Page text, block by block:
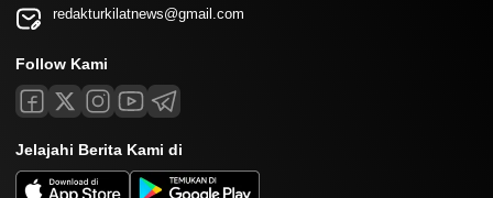
redakturkilatnews@gmail.com
Follow Kami
Jelajahi Berita Kami di